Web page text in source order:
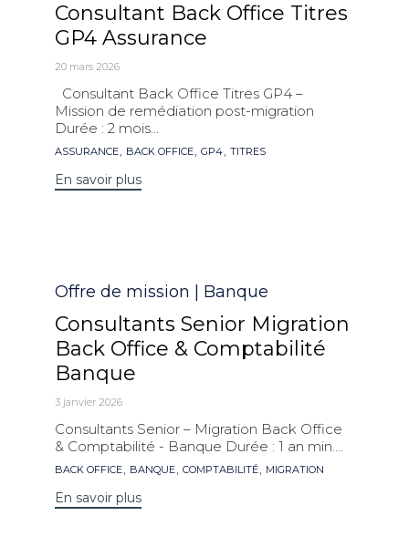
Consultant Back Office Titres
GP4 Assurance
20 mars 2026
Consultant Back Office Titres GP4 –
Mission de remédiation post-migration
Durée : 2 mois...
Mots
ASSURANCE, BACK OFFICE, GP4, TITRES
En savoir plus
Catégorie
Offre de mission | Banque
Consultants Senior Migration
Back Office & Comptabilité
Banque
3 janvier 2026
Consultants Senior – Migration Back Office
& Comptabilité - Banque Durée : 1 an min....
Mots
BACK OFFICE, BANQUE, COMPTABILITÉ, MIGRATION
En savoir plus